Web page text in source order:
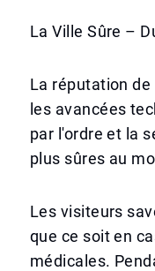
La Ville Sûre –
La réputation
les avancées
par l'ordre et la
plus sûres au
Les visiteurs
que ce soit en
médicales.